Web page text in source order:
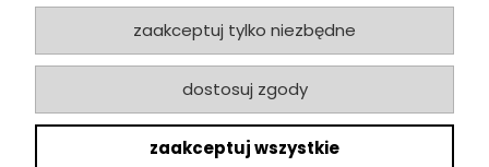
zaakceptuj tylko niezbędne
dostosuj zgody
zaakceptuj wszystkie